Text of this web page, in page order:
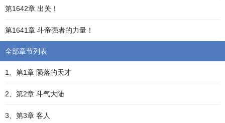
第1642章 出关！
第1641章 斗帝强者的力量！
全部章节列表
1、第1章 陨落的天才
2、第2章 斗气大陆
3、第3章 客人